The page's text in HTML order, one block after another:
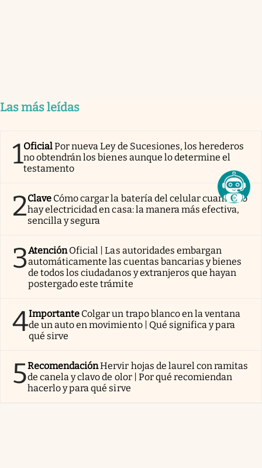
Las más leídas
1OficialPor nueva Ley de Sucesiones, los herederos
no obtendrán los bienes aunque lo determine el
testamento
2Clave Cómo cargar la batería del celular cuando no
hay electricidad en casa: la manera más efectiva,
sencilla y segura
3AtenciónOficial | Las autoridades embargan
automáticamente las cuentas bancarias y bienes
de todos los ciudadanos y extranjeros que hayan
postergado este trámite
4Importante Colgar un trapo blanco en la ventana
de un auto en movimiento | Qué significa y para
qué sirve
5RecomendaciónHervir hojas de laurel con ramitas
de canela y clavo de olor | Por qué recomiendan
hacerlo y para qué sirve